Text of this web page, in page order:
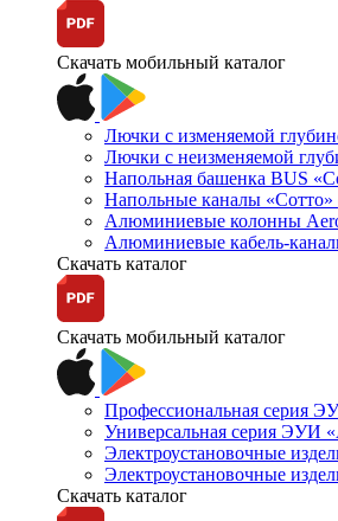
Скачать мобильный каталог
Лючки с изменяемой
Лючки с неизменяемой
Напольная башенка BUS
Напольные каналы «Сотто»
Алюминиевые колонны
Алюминиевые кабель-
Скачать каталог
Скачать мобильный каталог
Профессиональная серия
Универсальная серия ЭУИ
Электроустановочные
Электроустановочные
Скачать каталог